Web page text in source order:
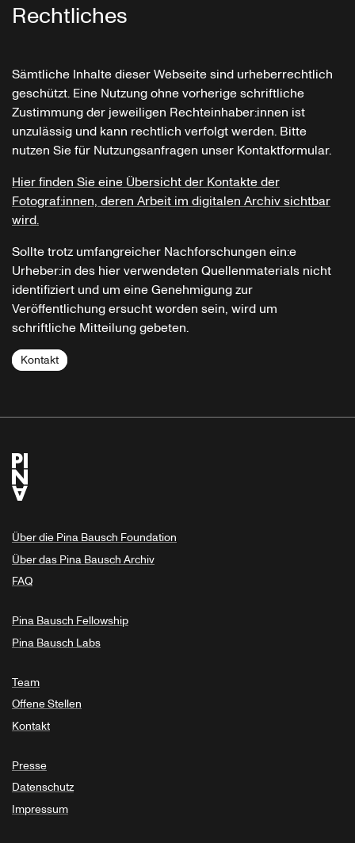
Rechtliches
Sämtliche Inhalte dieser Webseite sind urheberrechtlich
geschützt. Eine Nutzung ohne vorherige schriftliche
Zustimmung der jeweiligen Rechteinhaber:innen ist
unzulässig und kann rechtlich verfolgt werden. Bitte
nutzen Sie für Nutzungsanfragen unser Kontaktformular.
Hier finden Sie eine Übersicht der Kontakte der
Fotograf:innen, deren Arbeit im digitalen Archiv sichtbar
wird.
Sollte trotz umfangreicher Nachforschungen ein:e
Urheber:in des hier verwendeten Quellenmaterials nicht
identifiziert und um eine Genehmigung zur
Veröffentlichung ersucht worden sein, wird um
schriftliche Mitteilung gebeten.
Kontakt
Über die Pina Bausch Foundation
Über das Pina Bausch Archiv
FAQ
Pina Bausch Fellowship
Pina Bausch Labs
Team
Offene Stellen
Kontakt
Presse
Datenschutz
Impressum